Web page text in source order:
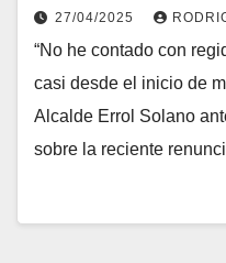
27/04/2025
“No he contado con
casi desde el inicio de
Alcalde Errol Solano
sobre la reciente